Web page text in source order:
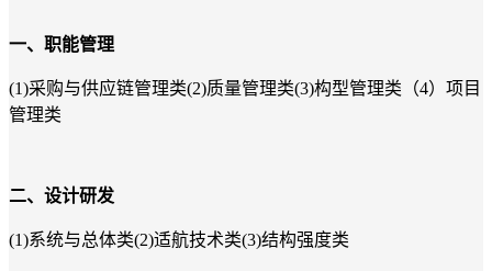
一、职能管理
(1)采购与供应链管理类(2)质量管理类(3)构型管理类（4）项目
管理类
二、设计研发
(1)系统与总体类(2)适航技术类(3)结构强度类